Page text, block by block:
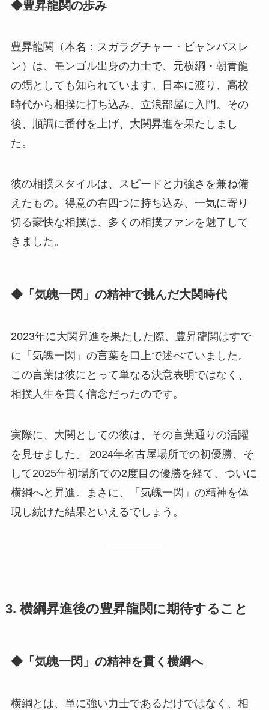
◆豊昇龍関の歩み
豊昇龍関（本名：スガラグチャー・ビャンバスレ
ン）は、モンゴル出身の力士で、元横綱・朝青龍
の甥としても知られています。日本に渡り、高校
時代から相撲に打ち込み、立浪部屋に入門。その
後、順調に番付を上げ、大関昇進を果たしまし
た。
彼の相撲スタイルは、スピードと力強さを兼ね備
えたもの。得意の右四つに持ち込み、一気に寄り
切る豪快な相撲は、多くの相撲ファンを魅了して
きました。
◆「気魄一閃」の精神で挑んだ大関時代
2023年に大関昇進を果たした際、豊昇龍関はすで
に「気魄一閃」の言葉を口上で述べていました。
この言葉は彼にとって単なる決意表明ではなく、
相撲人生を貫く信念だったのです。
実際に、大関としての彼は、その言葉通りの活躍
を見せました。 2024年名古屋場所での初優勝、そ
して2025年初場所での2度目の優勝を経て、ついに
横綱へと昇進。まさに、「気魄一閃」の精神を体
現し続けた結果といえるでしょう。
3. 横綱昇進後の豊昇龍関に期待すること
◆「気魄一閃」の精神を貫く横綱へ
横綱とは、単に強い力士であるだけではなく、相